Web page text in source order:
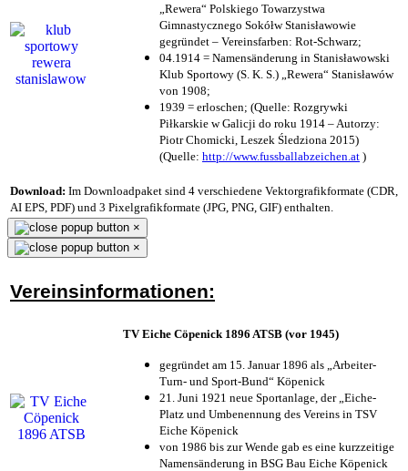
„Rewera“ Polskiego Towarzystwa
Gimnastycznego Sokółw Stanisławowie
gegründet – Vereinsfarben: Rot-Schwarz;
04.1914 = Namensänderung in Stanisławowski
Klub Sportowy (S. K. S.) „Rewera“ Stanisławów
von 1908;
1939 = erloschen; (Quelle: Rozgrywki
Piłkarskie w Galicji do roku 1914 – Autorzy:
Piotr Chomicki, Leszek Śledziona 2015)
(Quelle: http://www.fussballabzeichen.at )
Download: Im Downloadpaket sind 4 verschiedene Vektorgrafikformate (CDR,
AI EPS, PDF) und 3 Pixelgrafikformate (JPG, PNG, GIF) enthalten.
×
×
Vereinsinformationen:
TV Eiche Cöpenick 1896 ATSB (vor 1945)
gegründet am 15. Januar 1896 als „Arbeiter-
Turn- und Sport-Bund“ Köpenick
21. Juni 1921 neue Sportanlage, der „Eiche-
Platz und Umbenennung des Vereins in TSV
Eiche Köpenick
von 1986 bis zur Wende gab es eine kurzzeitige
Namensänderung in BSG Bau Eiche Köpenick